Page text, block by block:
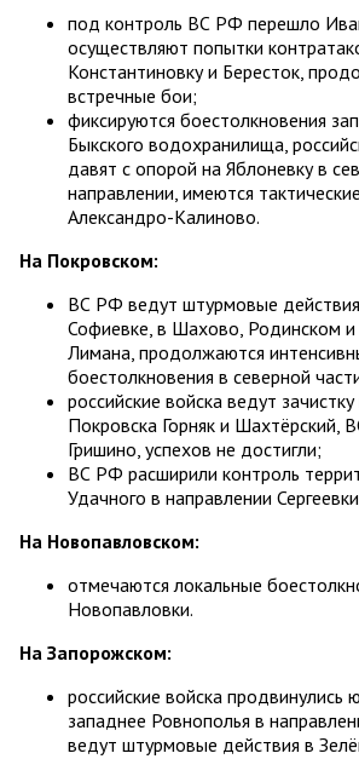
под контроль ВС РФ перешло
осуществляют попытки
Константиновку и Бересток,
встречные бои;
фиксируются боестолкновения
Быкского водохранилища,
давят с опорой на Яблоневку в
направлении, имеются
Александро-Калиново.
На Покровском:
ВС РФ ведут штурмовые
Софиевке, в Шахово, Родинском и
Лимана, продолжаются
боестолкновения в северной
российские войска ведут
Покровска Горняк и Шахтёрский,
Гришино, успехов не достигли;
ВС РФ расширили контроль
Удачного в направлении
На Новопавловском:
отмечаются локальные
Новопавловки.
На Запорожском:
российские войска продвинулись
западнее Ровнополья в
ведут штурмовые действия в